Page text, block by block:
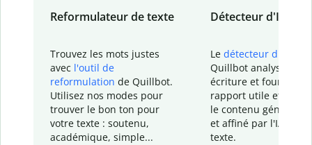
Reformulateur de texte
Trouvez les mots justes
avec l'outil de
reformulation de Quillbot.
Utilisez nos modes pour
trouver le bon ton pour
votre texte : soutenu,
académique, simple...
Détecteur d'IA
Le détecteur d'IA
Quillbot analyse votre
écriture et fournit un
rapport utile et
le contenu généré
et affiné par l'IA
texte.